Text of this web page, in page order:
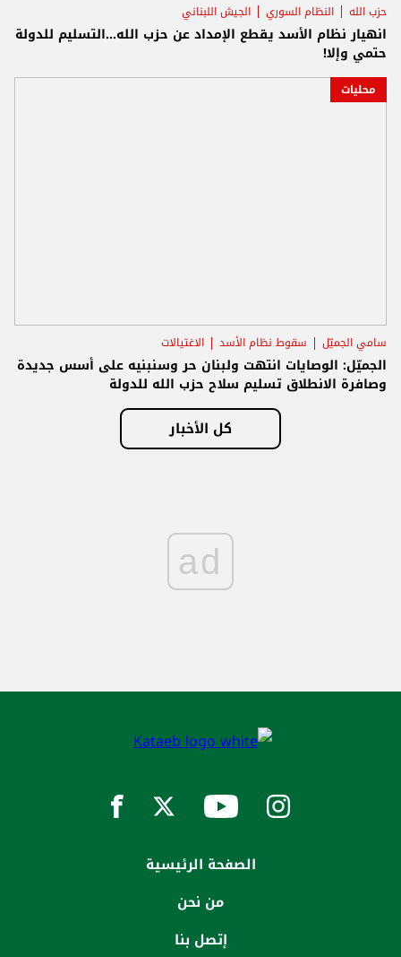
حزب الله النظام السوري الجيش اللبناني
انهيار نظام الأسد يقطع الإمداد عن حزب الله...التسليم للدولة
حتمي وإلا!
محليات
سامي الجميّل سقوط نظام الأسد الاغتيالات
الجميّل: الوصايات انتهت ولبنان حر وسنبنيه على أسس جديدة
وصافرة الانطلاق تسليم سلاح حزب الله للدولة
كل الأخبار
ad
الصفحة الرئيسية
من نحن
إتصل بنا